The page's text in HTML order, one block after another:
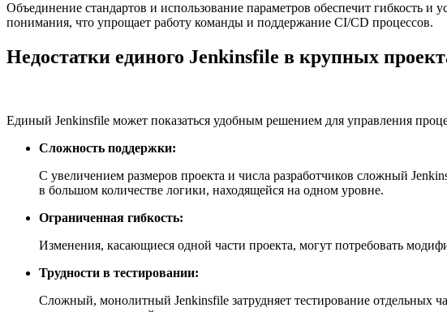
Объединение стандартов и использование параметров обеспечит гибкость
понимания, что упрощает работу команды и поддержание CI/CD процессов.
Недостатки единого Jenkinsfile в крупных
Единый Jenkinsfile может показаться удобным решением для управления
Сложность поддержки:
С увеличением размеров проекта и числа разработчиков сложный
в большом количестве логики, находящейся на одном уровне.
Ограниченная гибкость:
Изменения, касающиеся одной части проекта, могут потребовать
Трудности в тестировании:
Сложный, монолитный Jenkinsfile затрудняет тестирование отдельных